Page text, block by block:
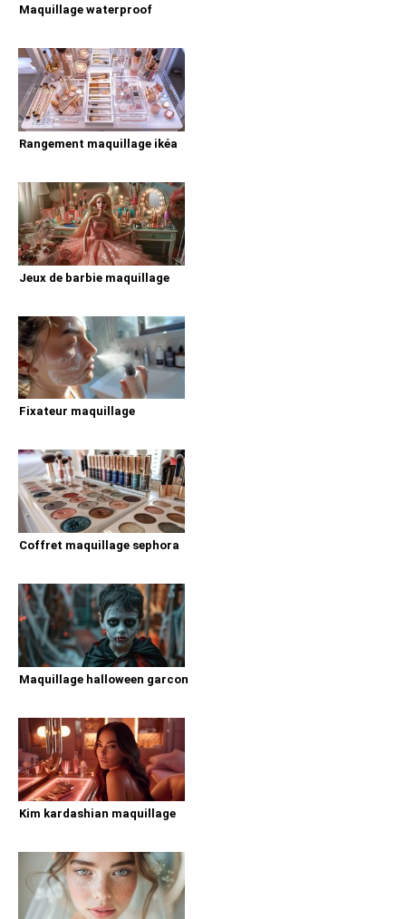
Maquillage waterproof
Rangement maquillage ikéa
Jeux de barbie maquillage
Fixateur maquillage
Coffret maquillage sephora
Maquillage halloween garcon
Kim kardashian maquillage